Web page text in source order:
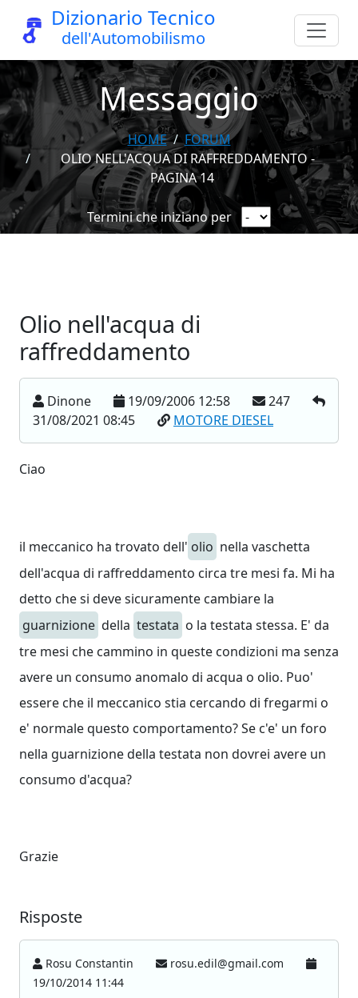
Dizionario Tecnico
dell'Automobilismo
Messaggio
HOME
FORUM
OLIO NELL'ACQUA DI RAFFREDDAMENTO -
PAGINA 14
Termini che iniziano per
Olio nell'acqua di
raffreddamento
Dinone 19/09/2006 12:58
247
31/08/2021 08:45
MOTORE DIESEL
Ciao
il meccanico ha trovato dell' olio nella vaschetta
dell'acqua di raffreddamento circa tre mesi fa. Mi ha
detto che si deve sicuramente cambiare la
guarnizione della testata o la testata stessa. E' da
tre mesi che cammino in queste condizioni ma senza
avere un consumo anomalo di acqua o olio. Puo'
essere che il meccanico stia cercando di fregarmi o
e' normale questo comportamento? Se c'e' un foro
nella guarnizione della testata non dovrei avere un
consumo d'acqua?
Grazie
Risposte
Rosu Constantin
rosu.edil@gmail.com
19/10/2014 11:44